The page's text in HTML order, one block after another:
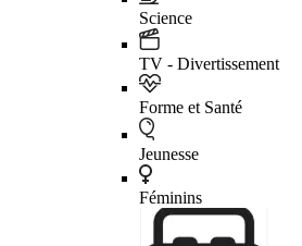
Science
TV - Divertissement
Forme et Santé
Jeunesse
Féminins